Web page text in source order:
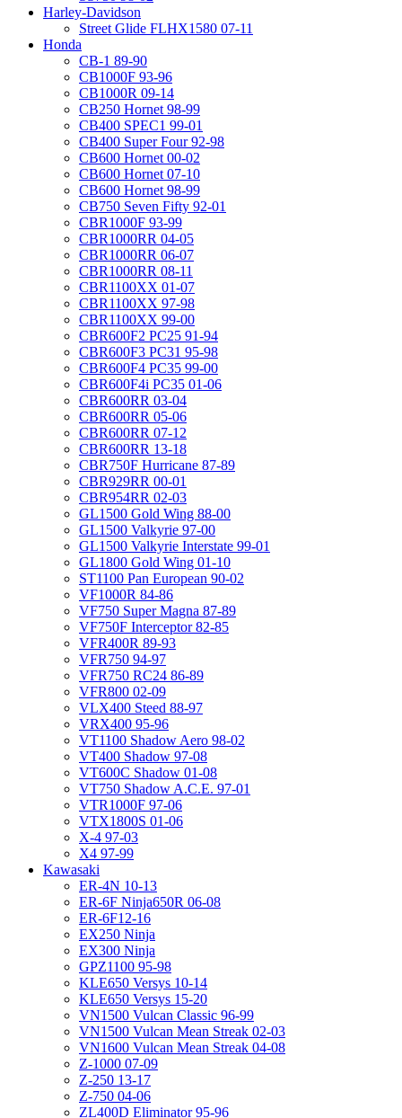
Harley-Davidson
Street Glide FLHX1580 07-11
Honda
CB-1 89-90
CB1000F 93-96
CB1000R 09-14
CB250 Hornet 98-99
CB400 SPEC1 99-01
CB400 Super Four 92-98
CB600 Hornet 00-02
CB600 Hornet 07-10
CB600 Hornet 98-99
CB750 Seven Fifty 92-01
CBR1000F 93-99
CBR1000RR 04-05
CBR1000RR 06-07
CBR1000RR 08-11
CBR1100XX 01-07
CBR1100XX 97-98
CBR1100XX 99-00
CBR600F2 PC25 91-94
CBR600F3 PC31 95-98
CBR600F4 PC35 99-00
CBR600F4i PC35 01-06
CBR600RR 03-04
CBR600RR 05-06
CBR600RR 07-12
CBR600RR 13-18
CBR750F Hurricane 87-89
CBR929RR 00-01
CBR954RR 02-03
GL1500 Gold Wing 88-00
GL1500 Valkyrie 97-00
GL1500 Valkyrie Interstate 99-01
GL1800 Gold Wing 01-10
ST1100 Pan European 90-02
VF1000R 84-86
VF750 Super Magna 87-89
VF750F Interceptor 82-85
VFR400R 89-93
VFR750 94-97
VFR750 RC24 86-89
VFR800 02-09
VLX400 Steed 88-97
VRX400 95-96
VT1100 Shadow Aero 98-02
VT400 Shadow 97-08
VT600C Shadow 01-08
VT750 Shadow A.C.E. 97-01
VTR1000F 97-06
VTX1800S 01-06
X-4 97-03
X4 97-99
Kawasaki
ER-4N 10-13
ER-6F Ninja650R 06-08
ER-6F12-16
EX250 Ninja
EX300 Ninja
GPZ1100 95-98
KLE650 Versys 10-14
KLE650 Versys 15-20
VN1500 Vulcan Classic 96-99
VN1500 Vulcan Mean Streak 02-03
VN1600 Vulcan Mean Streak 04-08
Z-1000 07-09
Z-250 13-17
Z-750 04-06
ZL400D Eliminator 95-96